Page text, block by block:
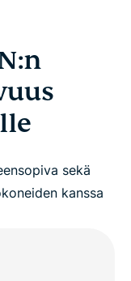
sekä
kanssa